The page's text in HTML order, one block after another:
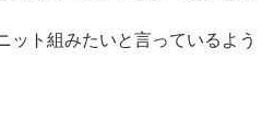
ット組みたいと言っているよう